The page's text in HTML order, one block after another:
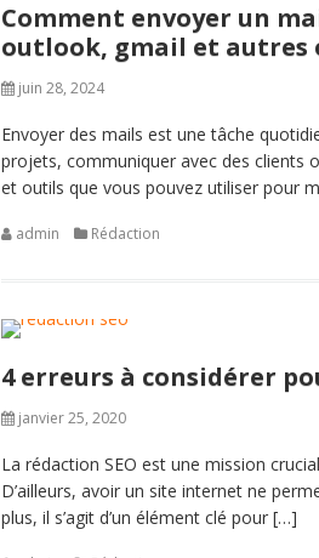
Comment envoyer un
outlook, gmail et autres
juin 28, 2024
Envoyer des mails est une tâche
projets, communiquer avec des clients
et outils que vous pouvez utiliser pour
admin Rédaction
4 erreurs à considérer
janvier 25, 2020
La rédaction SEO est une mission
D’ailleurs, avoir un site internet ne
plus, il s’agit d’un élément clé pour […]